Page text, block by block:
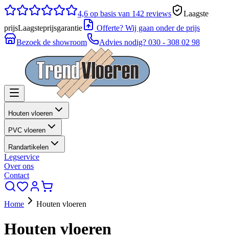
4,6 op basis van 142 reviews
Laagste
prijsLaagsteprijsgarantie
Offerte? Wij gaan onder de prijs
Bezoek de showroom
Advies nodig? 030 - 308 02 98
Houten vloeren
PVC vloeren
Randartikelen
Legservice
Over ons
Contact
Home Houten vloeren
Houten vloeren